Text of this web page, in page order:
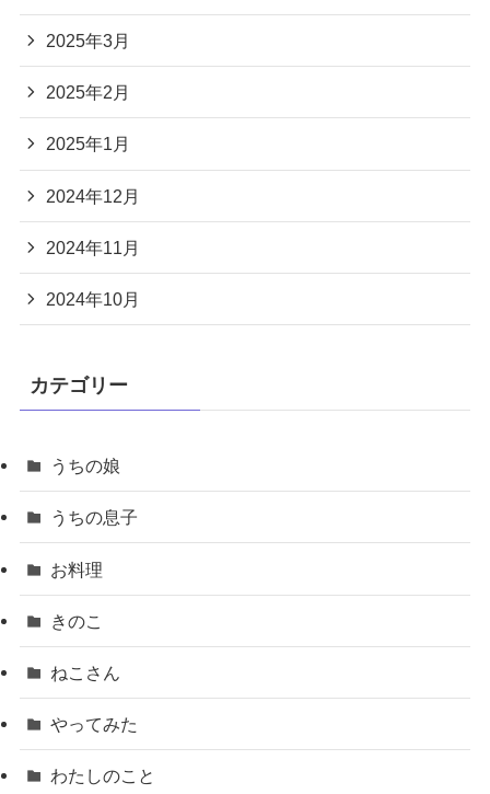
2025年3月
2025年2月
2025年1月
2024年12月
2024年11月
2024年10月
カテゴリー
うちの娘
うちの息子
お料理
きのこ
ねこさん
やってみた
わたしのこと